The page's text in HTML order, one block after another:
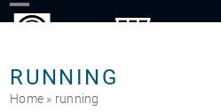
Skip
RUNNING
Home » running